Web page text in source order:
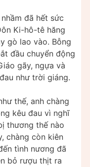
đã hết sức
Ki-hô-tê hăng
gò lao vào. Bỗng
đầu chuyển động
gãy, ngựa và
như trời giáng.
thế, anh chàng
kêu đau vì nghĩ
thương thế nào
chàng còn kiên
tình nương đã
bỏ rượu thịt ra